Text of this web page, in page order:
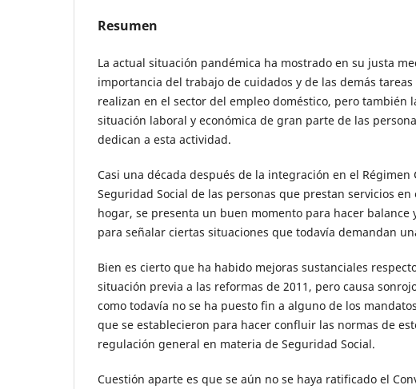
Resumen
La actual situación pandémica ha mostrado en su justa
importancia del trabajo de cuidados y de las demás tareas
realizan en el sector del empleo doméstico, pero también
situación laboral y económica de gran parte de las
dedican a esta actividad.
Casi una década después de la integración en el Régimen
Seguridad Social de las personas que prestan servicios en
hogar, se presenta un buen momento para hacer balance
para señalar ciertas situaciones que todavía demandan
Bien es cierto que ha habido mejoras sustanciales
situación previa a las reformas de 2011, pero causa
como todavía no se ha puesto fin a alguno de los
que se establecieron para hacer confluir las normas de
regulación general en materia de Seguridad Social.
Cuestión aparte es que se aún no se haya ratificado el